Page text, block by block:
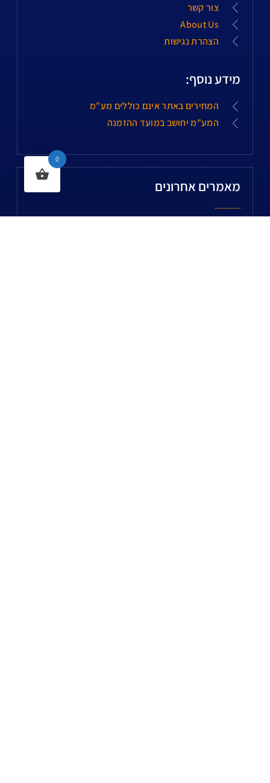
צור קשר
About Us
הצהרת נגישות
מידע נוסף:
המחירים באתר אינם כוללים מע"מ
המע"מ יחושב במועד ההזמנה
מאמרים אחרונים
0